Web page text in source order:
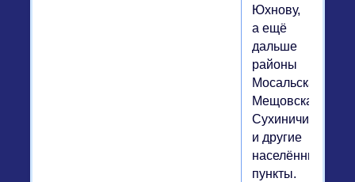
Юхнову,
а ещё
дальше
районы
Мосальска,
Мещовска,
Сухиничи
и другие
населённые
пункты.